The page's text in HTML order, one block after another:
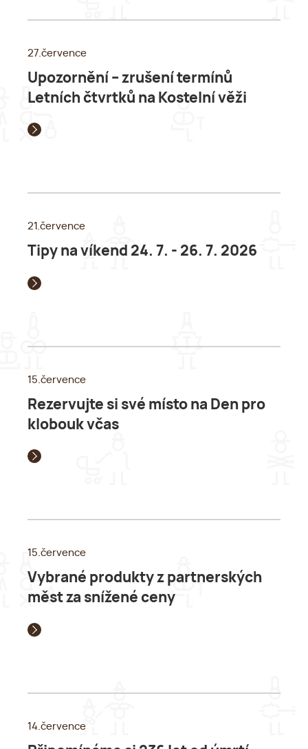
27.července
Upozornění – zrušení termínů
Letních čtvrtků na Kostelní věži
21.července
Tipy na víkend 24. 7. - 26. 7. 2026
15.července
Rezervujte si své místo na Den pro
klobouk včas
15.července
Vybrané produkty z partnerských
měst za snížené ceny
14.července